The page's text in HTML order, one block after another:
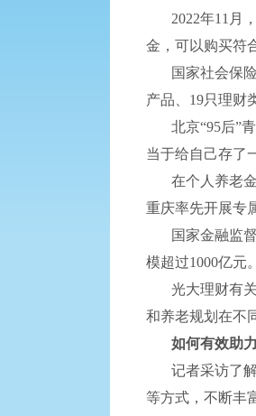
2022年11月，
金，可以购买符
国家社会保险
产品、19只理财
北京“95后”青
当于给自己存了
在个人养老金
重庆率先开展专
国家金融监督
模超过1000亿元。
光大理财有关
和养老规划在不
如何有效助力
记者采访了解
等方式，不断丰